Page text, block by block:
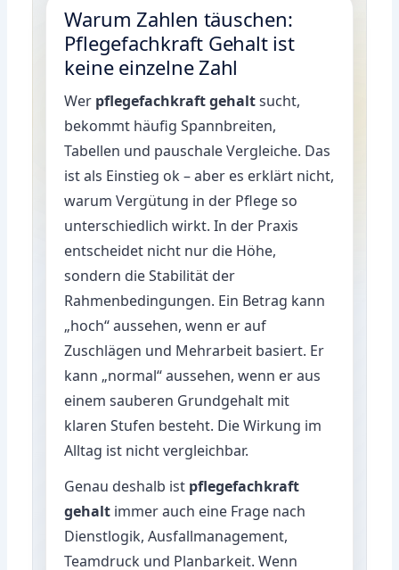
Warum Zahlen täuschen:
Pflegefachkraft Gehalt ist
keine einzelne Zahl
Wer pflegefachkraft gehaltsucht,
bekommt häufig Spannbreiten,
Tabellen und pauschale Vergleiche. Das
ist als Einstieg ok – aber es erklärt nicht,
warum Vergütung in der Pflege so
unterschiedlich wirkt. In der Praxis
entscheidet nicht nur die Höhe,
sondern die Stabilität der
Rahmenbedingungen. Ein Betrag kann
„hoch“ aussehen, wenn er auf
Zuschlägen und Mehrarbeit basiert. Er
kann „normal“ aussehen, wenn er aus
einem sauberen Grundgehalt mit
klaren Stufen besteht. Die Wirkung im
Alltag ist nicht vergleichbar.
Genau deshalb ist pflegefachkraft
gehalt immer auch eine Frage nach
Dienstlogik, Ausfallmanagement,
Teamdruck und Planbarkeit. Wenn